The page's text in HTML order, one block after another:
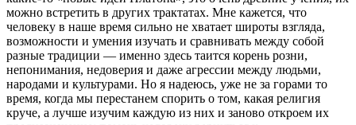
можно встретить в других трактатах. Мне кажется, что
человеку в наше время сильно не хватает широты взгляда,
возможности и умения изучать и сравнивать между собой
разные традиции — именно здесь таится корень розни,
непонимания, недоверия и даже агрессии между людьми,
народами и культурами. Но я надеюсь, уже не за горами то
время, когда мы перестанем спорить о том, какая религия
круче, а лучше изучим каждую из них и заново откроем их